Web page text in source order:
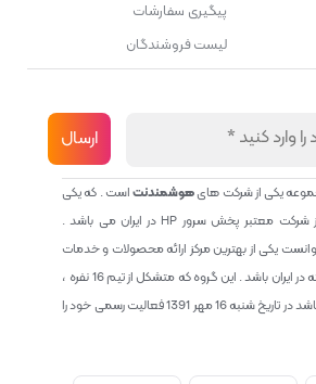
پیگیری سفارشات
لیست فروشندگان
یکی از شرکت هایهوشمندنتاست . که یکی
شناخته ترین و یکی از شرکت معتبر پخش سرور HP در ایران می باشد .
یکی از بهترین مرکز ارائه محصولات و خدمات
IT با پشتیبانی 24 ساعته در ایران باشد . این گروه که متشکل از تیم 16 نفره ،
پشتیبانی و طراحی میباشد در تاریخ شنبه 16 مهر 1391 فعالیت رسمی خود را